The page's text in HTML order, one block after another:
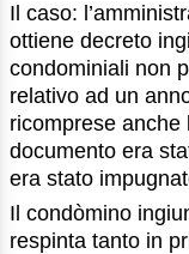
Il caso:
ottiene decreto
condominiali non
relativo ad un
ricomprese anche
documento era
era stato
Il condòmino
respinta tanto in